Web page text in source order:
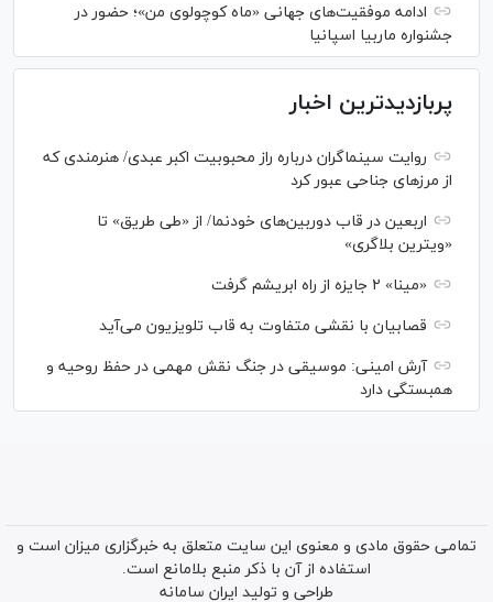
ادامه موفقیت‌های جهانی «ماه کوچولوی من»؛ حضور در
جشنواره ماربیا اسپانیا
پربازدیدترین اخبار
روایت سینماگران درباره راز محبوبیت اکبر عبدی/ هنرمندی که
از مرزهای جناحی عبور کرد
اربعین در قاب دوربین‌های خودنما/ از «طی طریق» تا
«ویترین بلاگری»
«مینا» ۲ جایزه از راه ابریشم گرفت
قصابیان با نقشی متفاوت به قاب تلویزیون می‌آید
آرش امینی: موسیقی در جنگ نقش مهمی در حفظ روحیه و
همبستگی دارد
تمامی حقوق مادی و معنوی این سایت متعلق به خبرگزاری میزان است و
استفاده از آن با ذکر منبع بلامانع است.
طراحی و تولید ایران سامانه